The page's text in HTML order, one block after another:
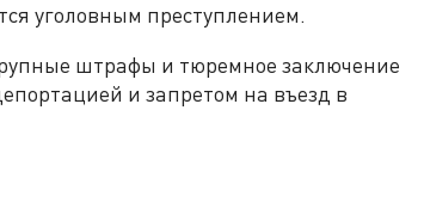
уголовным преступлением.
штрафы и тюремное заключение
и запретом на въезд в